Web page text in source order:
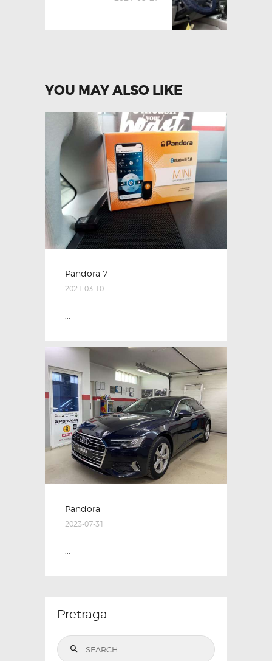
YOU MAY ALSO LIKE
Pandora 7
2021-03-10
Pandora
2023-07-31
Pretraga
Search
for: